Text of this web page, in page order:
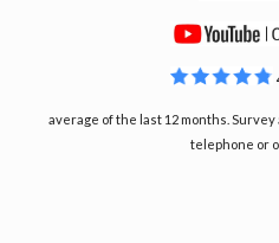
average of the last 12 months.
telephone or